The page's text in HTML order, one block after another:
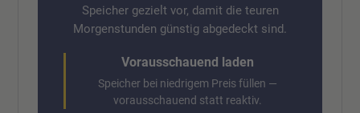
Speicher gezielt vor, damit die teuren
Morgenstunden günstig abgedeckt sind.
Vorausschauend laden
Speicher bei niedrigem Preis füllen —
vorausschauend statt reaktiv.